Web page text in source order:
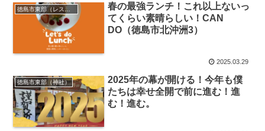
徳島市東部（レストラン）
春の最強ランチ！これ以上ないっ
てくらい素晴らしい！CAN
DO（徳島市北沖洲3）
2025.03.29
徳島市東部（神社）
2025年の幕が開ける！今年も僕
たちは幸せ全開で前に進む！進
む！進む。